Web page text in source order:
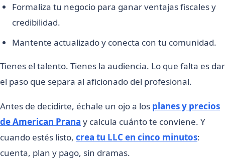
Formaliza tu negocio para ganar ventajas fiscales y
credibilidad.
Mantente actualizado y conecta con tu comunidad.
Tienes el talento. Tienes la audiencia. Lo que falta es dar
el paso que separa al aficionado del profesional.
Antes de decidirte, échale un ojo a los planes y precios
de American Prana y calcula cuánto te conviene. Y
cuando estés listo, crea tu LLC en cinco minutos:
cuenta, plan y pago, sin dramas.